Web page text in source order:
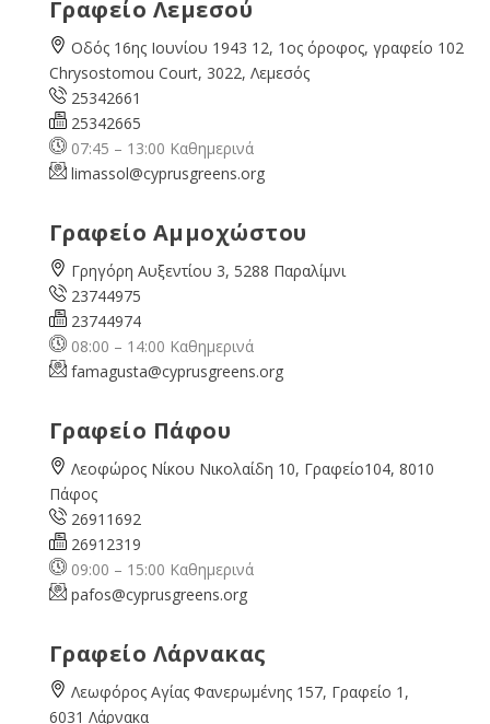
Γραφείο Λεμεσού
Οδός 16ης Ιουνίου 1943 12, 1ος όροφος, γραφείο 102
Chrysostomou Court, 3022, Λεμεσός
25342661
25342665
07:45 – 13:00 Καθημερινά
limassol@cyprusgreens.org
Γραφείο Αμμοχώστου
Γρηγόρη Αυξεντίου 3, 5288 Παραλίμνι
23744975
23744974
08:00 – 14:00 Καθημερινά
famagusta@cyprusgreens.org
Γραφείο Πάφου
Λεοφώρος Νίκου Νικολαίδη 10, Γραφείο104, 8010
Πάφος
26911692
26912319
09:00 – 15:00 Καθημερινά
pafos@cyprusgreens.org
Γραφείο Λάρνακας
Λεωφόρος Αγίας Φανερωμένης 157, Γραφείο 1,
6031 Λάρνακα